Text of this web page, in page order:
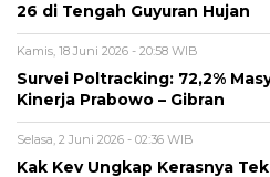
26 di Tengah Guyuran Hujan
Kamis, 18 Juni 2026 - 20:58 WIB
Survei Poltracking: 72,2%
Kinerja Prabowo – Gibran
Selasa, 2 Juni 2026 - 02:36 WIB
Kak Kev Ungkap Kerasnya